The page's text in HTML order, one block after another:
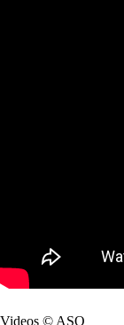
Videos © ASO